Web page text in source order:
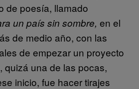
de poesía, llamado
un país sin sombre, en el
de medio año, con las
de empezar un proyecto
quizá una de las pocas,
inicio, fue hacer tirajes